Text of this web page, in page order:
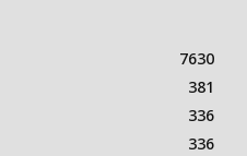
7630
381
336
336